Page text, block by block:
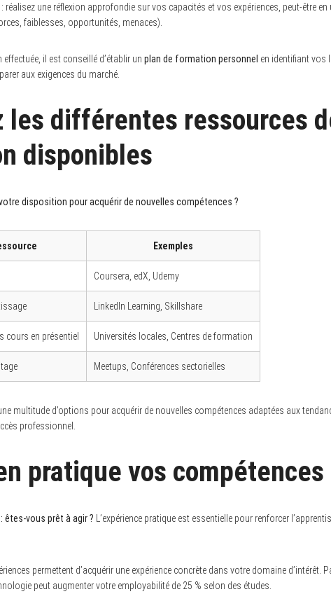
: réalisez une réflexion approfondie sur vos capacités et vos expériences, peut-être
faiblesses, opportunités, menaces).
il est conseillé d’établir un plan de formation personnel en identifiant vos
aux exigences du marché.
les différentes ressources
disponibles
disposition pour acquérir de nouvelles compétences ?
Exemples
Coursera, edX, Udemy
LinkedIn Learning, Skillshare
cours en présentiel Universités locales, Centres de formation
Meetups, Conférences sectorielles
multitude d’options pour acquérir de nouvelles compétences adaptées aux
professionnel.
pratique vos compétences
êtes-vous prêt à agir ? L’expérience pratique est essentielle pour renforcer
permettent d’acquérir une expérience concrète dans votre domaine d’intérêt.
peut augmenter votre employabilité de 25 % selon des études.